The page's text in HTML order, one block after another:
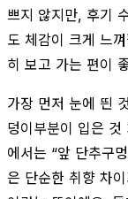
쁘지 않지만, 후기
도 체감이 크게 느
히 보고 가는 편이
가장 먼저 눈에 띈
덩이부분이 입은 것
에서는 “앞 단추구
은 단순한 취향 차